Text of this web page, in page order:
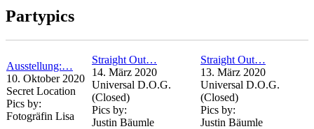
Partypics
Ausstellung:…
10. Oktober 2020
Secret Location
Pics by:
Fotogräfin Lisa
Straight Out…
14. März 2020
Universal D.O.G.
(Closed)
Pics by:
Justin Bäumle
Straight Out…
13. März 2020
Universal D.O.G.
(Closed)
Pics by:
Justin Bäumle